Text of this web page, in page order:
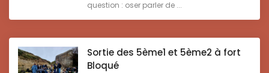
question : oser parler de ...
Sortie des 5ème1 et 5ème2 à fort
Bloqué